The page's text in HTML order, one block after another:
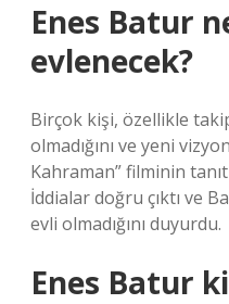
Enes Batur
evlenecek?
Birçok kişi, özellikle
olmadığını ve yeni
Kahraman” filminin
İddialar doğru çıktı ve
evli olmadığını duyurdu.
Enes Batur